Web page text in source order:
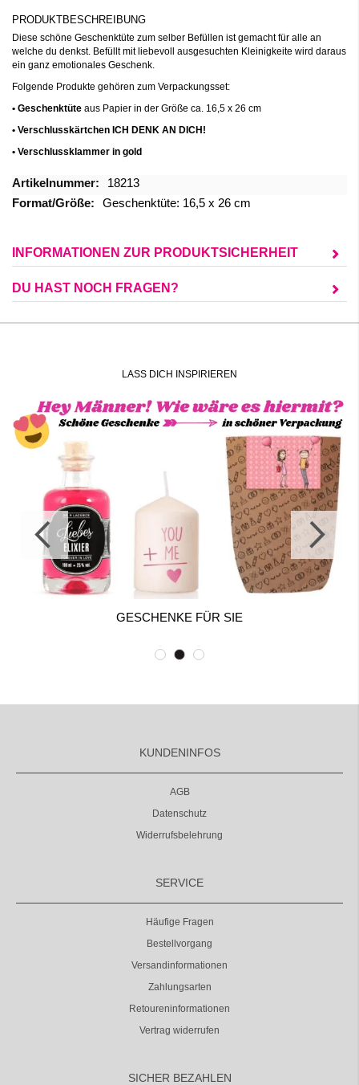
PRODUKTBESCHREIBUNG
Diese schöne Geschenktüte zum selber Befüllen ist gemacht für alle an
welche du denkst. Befüllt mit liebevoll ausgesuchten Kleinigkeite wird daraus
ein ganz emotionales Geschenk.
Folgende Produkte gehören zum Verpackungsset:
• Geschenktüte aus Papier in der Größe ca. 16,5 x 26 cm
• Verschlusskärtchen ICH DENK AN DICH!
• Verschlussklammer in gold
Mehr
Informationen
18213
Geschenktüte: 16,5 x 26 cm
INFORMATIONEN ZUR PRODUKTSICHERHEIT
DU HAST NOCH FRAGEN?
LASS DICH INSPIRIEREN
GESCHENKE FÜR SIE
KUNDENINFOS
AGB
Datenschutz
Widerrufsbelehrung
SERVICE
Häufige Fragen
Bestellvorgang
Versandinformationen
Zahlungsarten
Retoureninformationen
Vertrag widerrufen
SICHER BEZAHLEN